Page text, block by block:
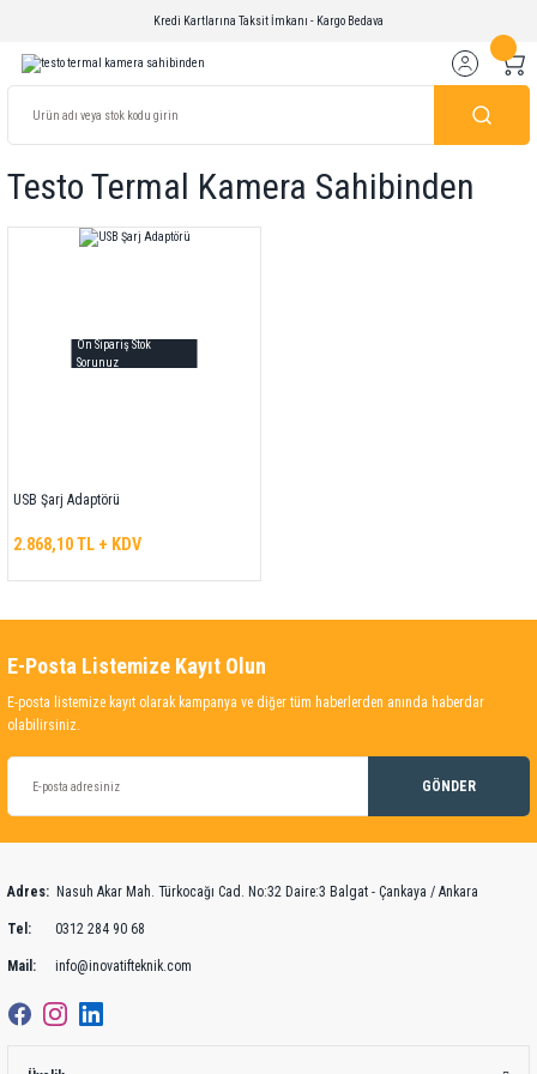
Kredi Kartlarına Taksit İmkanı - Kargo Bedava
Testo Termal Kamera Sahibinden
Ön Sipariş Stok
Sorunuz
USB Şarj Adaptörü
2.868,10 TL + KDV
E-Posta Listemize Kayıt Olun
E-posta listemize kayıt olarak kampanya ve diğer tüm haberlerden anında haberdar
olabilirsiniz.
GÖNDER
Adres: Nasuh Akar Mah. Türkocağı Cad. No:32 Daire:3 Balgat - Çankaya / Ankara
Tel: 0312 284 90 68
Mail: info@inovatifteknik.com